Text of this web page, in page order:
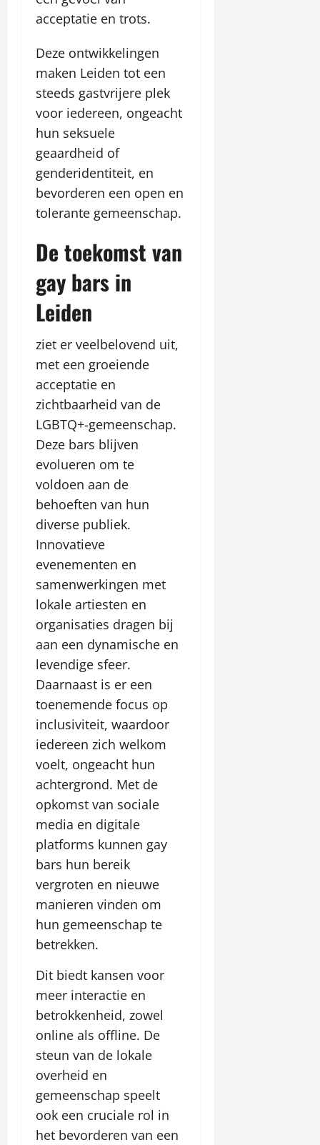
acceptatie en trots.
Deze ontwikkelingen
maken Leiden tot een
steeds gastvrijere plek
voor iedereen, ongeacht
hun seksuele
geaardheid of
genderidentiteit, en
bevorderen een open en
tolerante gemeenschap.
De toekomst van
gay bars in
Leiden
ziet er veelbelovend uit,
met een groeiende
acceptatie en
zichtbaarheid van de
LGBTQ+-gemeenschap.
Deze bars blijven
evolueren om te
voldoen aan de
behoeften van hun
diverse publiek.
Innovatieve
evenementen en
samenwerkingen met
lokale artiesten en
organisaties dragen bij
aan een dynamische en
levendige sfeer.
Daarnaast is er een
toenemende focus op
inclusiviteit, waardoor
iedereen zich welkom
voelt, ongeacht hun
achtergrond. Met de
opkomst van sociale
media en digitale
platforms kunnen gay
bars hun bereik
vergroten en nieuwe
manieren vinden om
hun gemeenschap te
betrekken.
Dit biedt kansen voor
meer interactie en
betrokkenheid, zowel
online als offline. De
steun van de lokale
overheid en
gemeenschap speelt
ook een cruciale rol in
het bevorderen van een